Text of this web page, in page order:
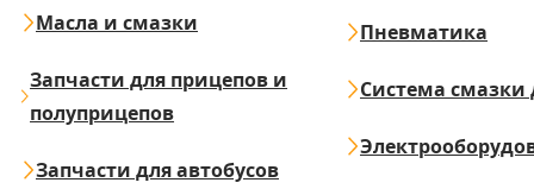
Масла и смазки
Запчасти для прицепов и
полуприцепов
Запчасти для автобусов
Пневматика
Система смазки